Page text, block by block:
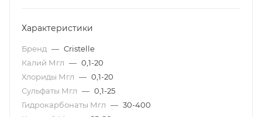
Характеристики
Бренд — Cristelle
Калий Мгл — 0,1-20
Хлориды Мгл — 0,1-20
Сульфаты Мгл — 0,1-25
Гидрокарбонаты Мгл — 30-400